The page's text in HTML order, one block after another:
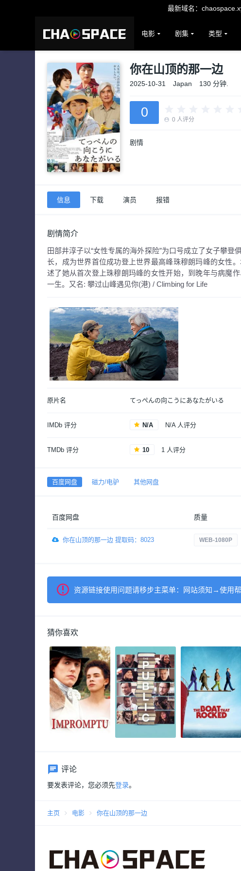
最新域名：
电影 剧集 类型
你在山顶的那一边
2025-10-31 Japan 130 分钟.
0 0 人评分
剧情
信息 下载 演员 报错
剧情简介
田部井淳子以“女性专属的海外探险”为口号成立了女子攀
长，成为世界首位成功登上世界最高峰珠穆朗玛峰的女性
述了她从首次登上珠穆朗玛峰的女性开始，到晚年与病魔
一生。 又名: 攀过山峰遇见你(港) / Climbing for Life
原片名 てっぺんの向こうにあなたがいる
IMDb 评分 N/A N/A 人评分
TMDb 评分 10 1 人评分
百度网盘 磁力/电驴 其他网盘
百度网盘 质量
你在山顶的那一边 提取码：8023 WEB-1080P
资源链接使用问题请移步主菜单：网站须知→使用
猜你喜欢
评论
要发表评论，您必须先登录。
主页 电影 你在山顶的那一边